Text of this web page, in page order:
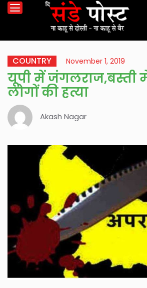
COUNTRY November 1, 2019
यूपी में जंगलराज,बस्ती
लोगों की हत्या
Akash Nagar